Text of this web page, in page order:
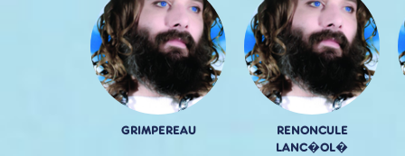
GRIMPEREAU
RENONCULE
LANC�OL�